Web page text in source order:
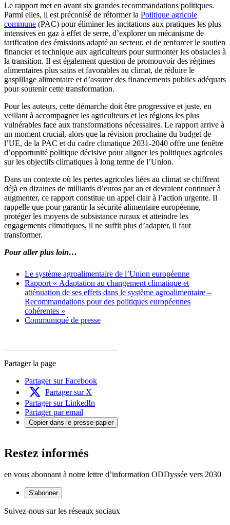
Le rapport met en avant six grandes recommandations politiques.
Parmi elles, il est préconisé de réformer la Politique agricole
commune (PAC) pour éliminer les incitations aux pratiques les plus
intensives en gaz à effet de serre, d’explorer un mécanisme de
tarification des émissions adapté au secteur, et de renforcer le soutien
financier et technique aux agriculteurs pour surmonter les obstacles à
la transition. Il est également question de promouvoir des régimes
alimentaires plus sains et favorables au climat, de réduire le
gaspillage alimentaire et d’assurer des financements publics adéquats
pour soutenir cette transformation.
Pour les auteurs, cette démarche doit être progressive et juste, en
veillant à accompagner les agriculteurs et les régions les plus
vulnérables face aux transformations nécessaires. Le rapport arrive à
un moment crucial, alors que la révision prochaine du budget de
l’UE, de la PAC et du cadre climatique 2031‑2040 offre une fenêtre
d’opportunité politique décisive pour aligner les politiques agricoles
sur les objectifs climatiques à long terme de l’Union.
Dans un contexte où les pertes agricoles liées au climat se chiffrent
déjà en dizaines de milliards d’euros par an et devraient continuer à
augmenter, ce rapport constitue un appel clair à l’action urgente. Il
rappelle que pour garantir la sécurité alimentaire européenne,
protéger les moyens de subsistance ruraux et atteindre les
engagements climatiques, il ne suffit plus d’adapter, il faut
transformer.
Pour aller plus loin…
Le système agroalimentaire de l’Union européenne
Rapport « Adaptation au changement climatique et
atténuation de ses effets dans le système agroalimentaire –
Recommandations pour des politiques européennes
cohérentes »
Communiqué de presse
Partager la page
Partager sur Facebook
Partager sur X
Partager sur LinkedIn
Partager par email
Copier dans le presse-papier
Restez informés
en vous abonnant à notre lettre d’information ODDyssée vers 2030
S'abonner
Suivez-nous sur les réseaux sociaux